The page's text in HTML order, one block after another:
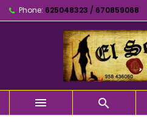
Phone: 625048323 / 670859068
 